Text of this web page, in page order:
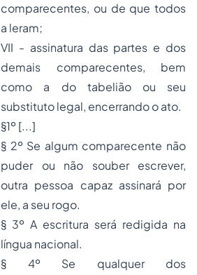
comparecentes, ou de que todos
a leram;
VII - assinatura das partes e dos
demais comparecentes, bem
como a do tabelião ou seu
substituto legal, encerrando o ato.
§1º [...]
§ 2º Se algum comparecente não
puder ou não souber escrever,
outra pessoa capaz assinará por
ele, a seu rogo.
§ 3º A escritura será redigida na
língua nacional.
§ 4º Se qualquer dos